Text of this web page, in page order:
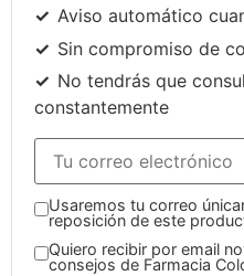
Aviso automático
Sin compromiso de
No tendrás que
constantemente
Usaremos tu correo
reposición de este
Quiero recibir por email
consejos de Farmacia